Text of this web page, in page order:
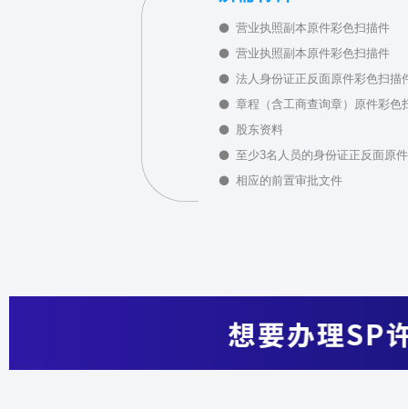
营业执照副本原件彩色扫描件
营业执照副本原件彩色扫描件
法人身份证正反面原件彩色扫描
章程（含工商查询章）原件彩色
股东资料
至少3名人员的身份证正反面原
相应的前置审批文件